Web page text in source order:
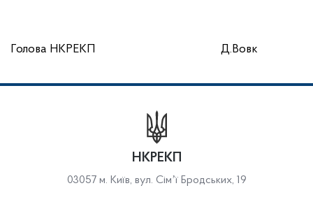
Голова НКРЕКП Д.Вовк
НКРЕКП
03057 м. Київ, вул. Сімʼї Бродських, 19